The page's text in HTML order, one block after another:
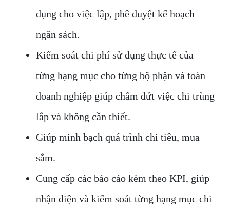
dụng cho việc lập, phê duyệt kế hoạch
ngân sách.
Kiểm soát chi phí sử dụng thực tế của
từng hạng mục cho từng bộ phận và toàn
doanh nghiệp giúp chấm dứt việc chi trùng
lắp và không cần thiết.
Giúp minh bạch quá trình chi tiêu, mua
sắm.
Cung cấp các báo cáo kèm theo KPI, giúp
nhận diện và kiểm soát từng hạng mục chi